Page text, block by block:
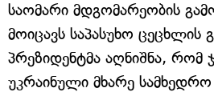
საომარი მდგომარეობის
მოიცავს საპასუხო ცეცხლის
პრეზიდენტმა აღნიშნა, რომ
უკრაინული მხარე